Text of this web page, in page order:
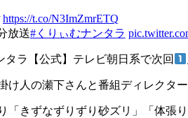
https://t.co/N3ImZmrETQ
放送#くりぃむナンタラ
ラ【公式】テレビ朝日系で次回
け人の瀬下さんと番組ディレクタ
「きずなずりずり砂ズリ」「体張